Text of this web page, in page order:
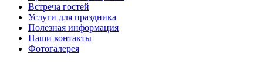
Встреча гостей
Услуги для праздника
Полезная информация
Наши контакты
Фотогалерея